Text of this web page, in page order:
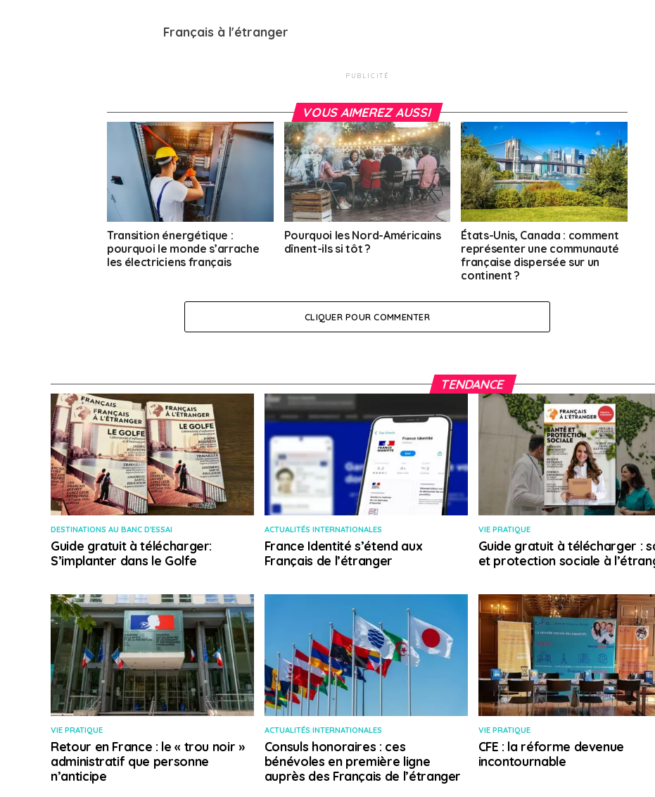
Français à l'étranger
PUBLICITÉ
VOUS AIMEREZ AUSSI
Transition énergétique :
pourquoi le monde s’arrache
les électriciens français
Pourquoi les Nord-Américains
dînent-ils si tôt ?
États-Unis, Canada : comment
représenter une communauté
française dispersée sur un
continent ?
CLIQUER POUR COMMENTER
TENDANCE
DESTINATIONS AU BANC D'ESSAI
Guide gratuit à télécharger:
S’implanter dans le Golfe
ACTUALITÉS INTERNATIONALES
France Identité s’étend aux
Français de l’étranger
VIE PRATIQUE
Guide gratuit à télécharger :
et protection sociale à
VIE PRATIQUE
Retour en France : le « trou noir »
administratif que personne
n’anticipe
ACTUALITÉS INTERNATIONALES
Consuls honoraires : ces
bénévoles en première ligne
auprès des Français de l’étranger
VIE PRATIQUE
CFE : la réforme devenue
incontournable